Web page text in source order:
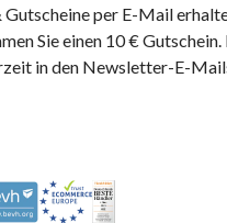
per E-Mail
Sie einen 10 € Gutschein.
in den Newsletter-E-